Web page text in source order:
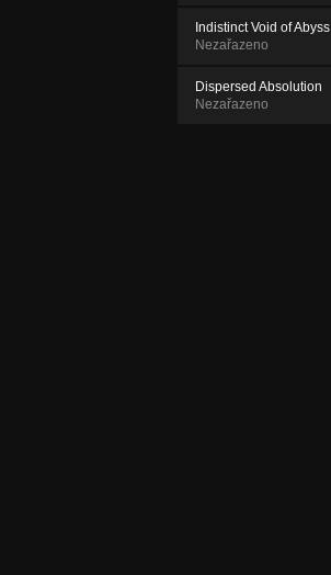
Indistinct Void of Abyss
Nezařazeno
Dispersed Absolution
Nezařazeno